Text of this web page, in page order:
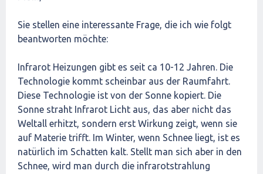
Sie stellen eine interessante Frage, die ich wie folgt
beantworten möchte:
Infrarot Heizungen gibt es seit ca 10-12 Jahren. Die
Technologie kommt scheinbar aus der Raumfahrt.
Diese Technologie ist von der Sonne kopiert. Die
Sonne straht Infrarot Licht aus, das aber nicht das
Weltall erhitzt, sondern erst Wirkung zeigt, wenn sie
auf Materie trifft. Im Winter, wenn Schnee liegt, ist es
natürlich im Schatten kalt. Stellt man sich aber in den
Schnee, wird man durch die infrarotstrahlung